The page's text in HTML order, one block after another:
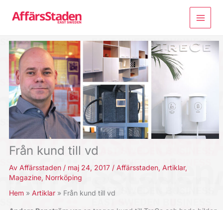
Från kund till vd
Av Affärsstaden / maj 24, 2017 / Affärsstaden, Artiklar,
Magazine, Norrköping
Hem
Artiklar Från kund till vd